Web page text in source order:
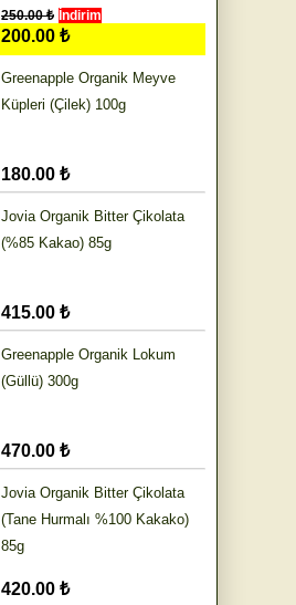
250.00 ₺ İndirim
200.00 ₺
Greenapple Organik Meyve
Küpleri (Çilek) 100g
180.00 ₺
Jovia Organik Bitter Çikolata
(%85 Kakao) 85g
415.00 ₺
Greenapple Organik Lokum
(Güllü) 300g
470.00 ₺
Jovia Organik Bitter Çikolata
(Tane Hurmalı %100 Kakako)
85g
420.00 ₺